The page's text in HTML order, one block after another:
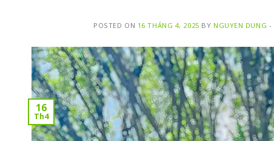
POSTED ON 16 THÁNG 4, 2025 BY NGUYEN DUNG -
16
Th4